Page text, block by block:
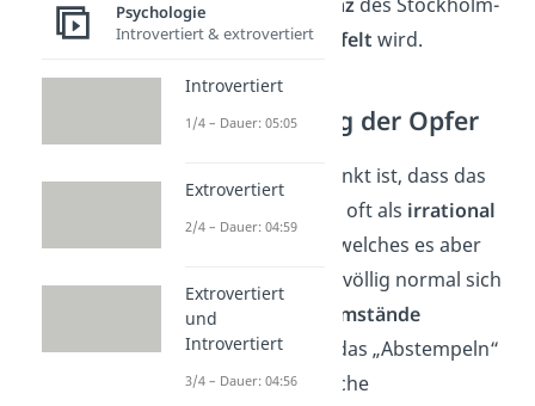
Syndromsangezweifelt wird.
Stigmatisierung der Opfer
Ein weiterer Kritikpunkt ist, dass das
oft als irrational
abgestempelt wird, welches es aber
nicht ist. Denn es ist völlig normal sich
auf seine äußeren
Umstände
anzupassen. Durch das „Abstempeln“
verlieren Opfer jegliche
Psychologie
Introvertiert & extrovertiert
Introvertiert
1/4 – Dauer: 05:05
Extrovertiert
2/4 – Dauer: 04:59
Extrovertiert
und
Introvertiert
3/4 – Dauer: 04:56